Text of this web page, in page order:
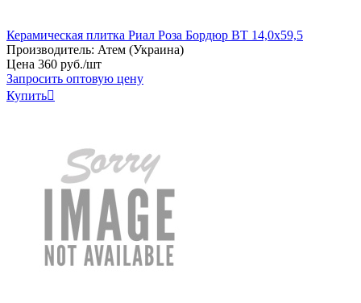
Керамическая плитка Риал Роза Бордюр BT 14,0х59,5
Производитель: Атем (Украина)
Цена 360 руб./шт
Запросить оптовую цену
Купить